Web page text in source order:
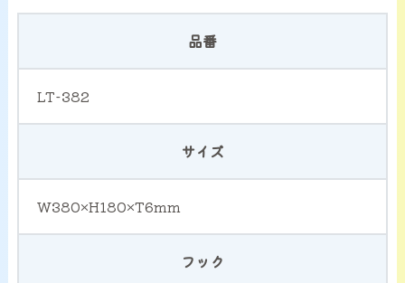
品番
LT-382
サイズ
W380×H180×T6mm
フック